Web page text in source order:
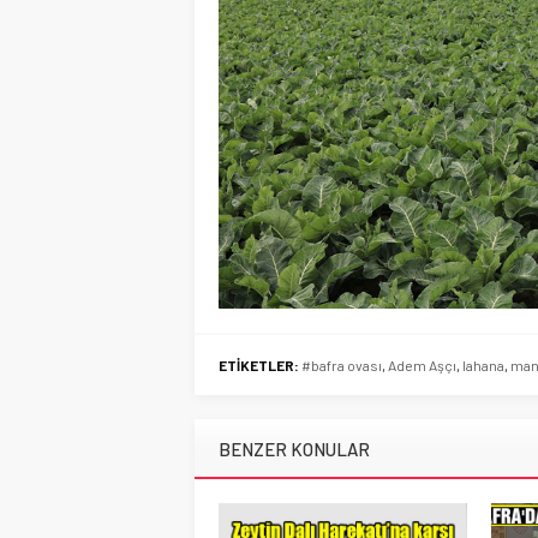
ETİKETLER: #bafra ovası, Adem Aşçı, lahana,
BENZER KONULAR